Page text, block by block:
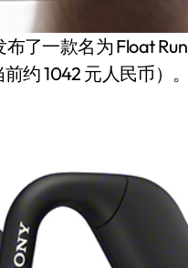
布了一款名为Float Run
约 1042 元人民币）。